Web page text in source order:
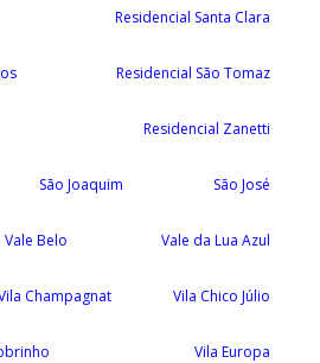
Residencial Santa Clara
Residencial São Tomaz
Residencial Zanetti
São Joaquim São José
Vale Belo Vale da Lua Azul
Champagnat Vila Chico Júlio
Vila Europa